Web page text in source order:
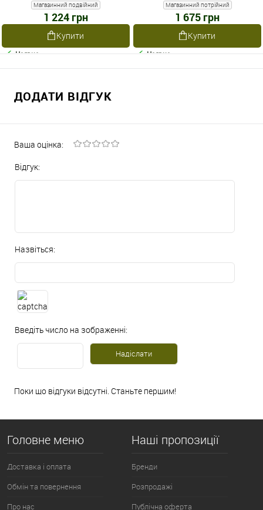
Магазинний подвійний
1 224 грн
Купити
Наявне
Магазинний потрійний
1 675 грн
Купити
Наявне
ДОДАТИ ВІДГУК
Ваша оцінка:
Відгук:
Назвіться:
Введіть число на зображенні:
Поки що відгуки відсутні. Станьте першим!
Головне меню
Доставка і оплата
Обмін та повернення
Про нас
Наші пропозиції
Бренди
Розпродажі
Публічна оферта